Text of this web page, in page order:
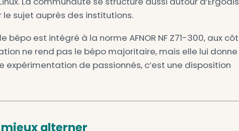
devenue norme
au début des années 2000. D’après la
discussions apparaissent sur la liste
une disposition optimisée pour le